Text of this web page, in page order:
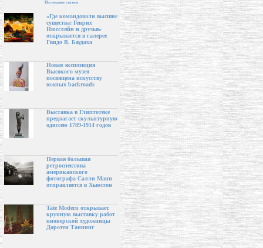
Последние статьи
«Где командовали высшие
существа: Генрих
Нюссляйн и друзья»
открывается в галерее
Гвидо В. Баудаха
Новая экспозиция
Высокого музея
посвящена искусству
южных backroads
Выставка в Глиптотеке
предлагает скульптурную
одиссею 1789-1914 годов
Первая большая
ретроспектива
американского
фотографа Салли Манн
отправляется в Хьюстон
Tate Modern открывает
крупную выставку работ
пионерской художницы
Доротеи Таннинг